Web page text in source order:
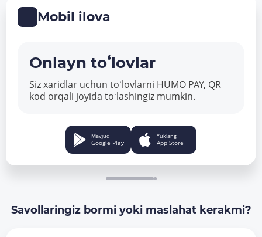
Mobil ilova
Onlayn toʻlovlar
Siz xaridlar uchun toʻlovlarni HUMO PAY, QR
kod orqali joyida toʻlashingiz mumkin.
Mavjud
Google Play
Yuklang
App Store
Savollaringiz bormi yoki maslahat kerakmi?